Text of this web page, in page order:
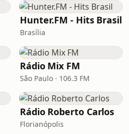
Hunter.FM - Hits Brasil
Brasília
Rádio Mix FM
São Paulo · 106.3 FM
Rádio Roberto Carlos
Florianópolis